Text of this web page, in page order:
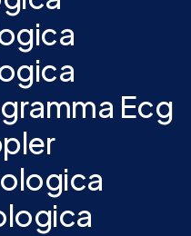
Ecg